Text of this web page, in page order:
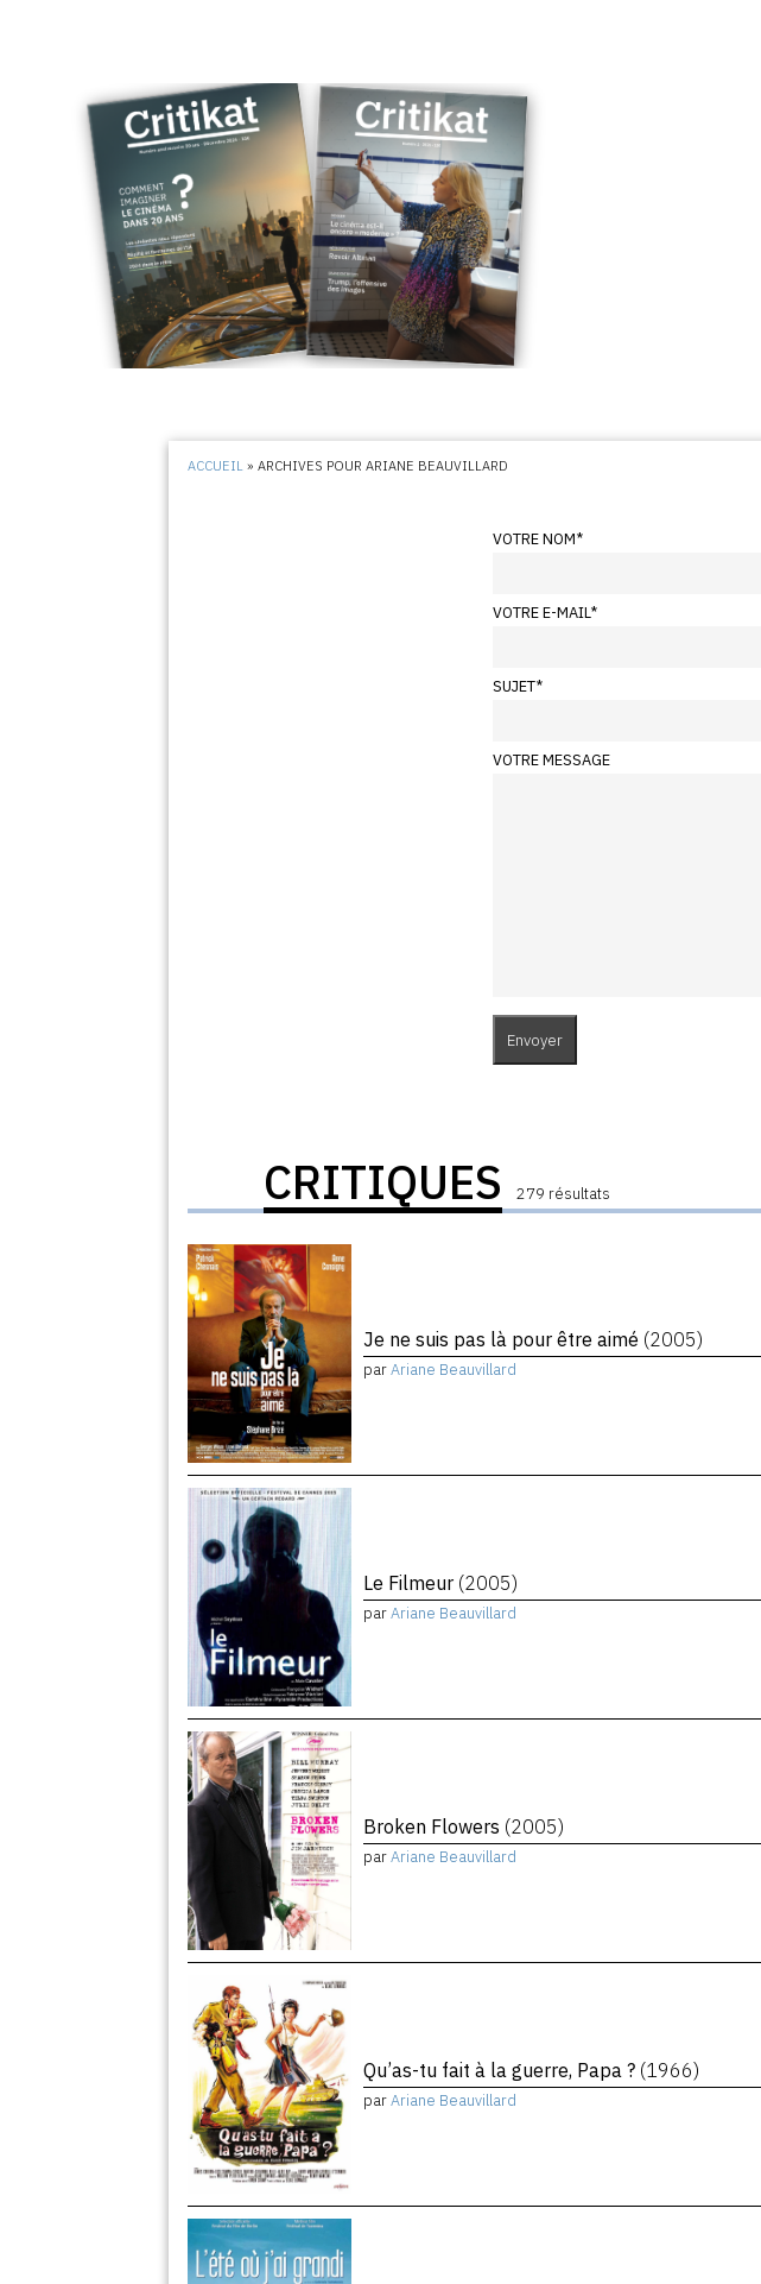
ACCUEIL »ARCHIVES POUR ARIANE BEAUVILLARD
VOTRE NOM*
VOTRE E-MAIL*
SUJET*
VOTRE MESSAGE
CRITIQUES 279 résultats
Je ne suis pas là pour être aimé (2005)
parAriane Beauvillard
Le Filmeur (2005)
parAriane Beauvillard
Broken Flowers (2005)
parAriane Beauvillard
Qu’as-tu fait à la guerre, Papa ? (1966)
parAriane Beauvillard